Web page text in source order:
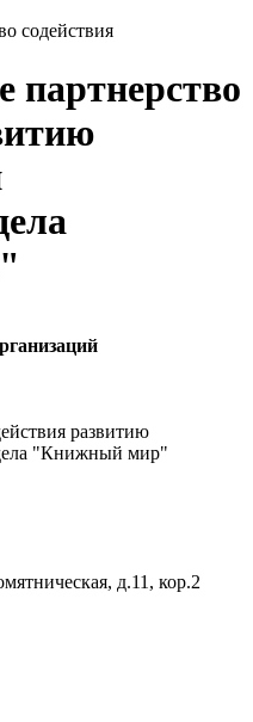
содействия
партнерство
развитию
дела "Книжный мир"
д.11, кор.2